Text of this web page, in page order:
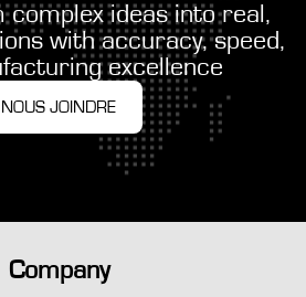
ideas into real,
with accuracy, speed,
excellence
NOUS JOINDRE
Company